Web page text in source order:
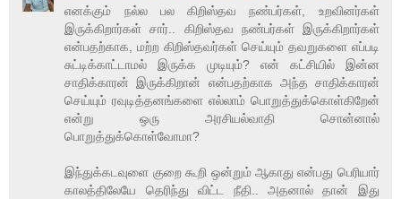
எனக்கும் நல்ல பல கிறிஸ்தவ நண்பர்கள், உறவினர்கள்
இருக்கிறார்கள் சார்.. கிறிஸ்தவ நண்பர்கள் இருக்கிறார்கள்
என்பதற்காக, மற்ற கிறிஸ்தவர்கள் செய்யும் தவறுகளை எப்படி
சுட்டிக்காட்டாமல் இருக்க முடியும்? என் கட்சியில் இன்ன
சாதிக்காரன் இருக்கிறான் என்பதற்காக அந்த சாதிக்காரன்
செய்யும் ரவுடித்தனங்களை எல்லாம் பொறுத்துக்கொள்கிறேன்
என்று ஒரு அரசியல்வாதி சொன்னால்
பொறுத்துக்கொள்வோமா?
இந்துக்கடவுளை குறை கூறி ஒன்றும் ஆகாது என்பது பெரியார்
காலத்திலேயே தெரிந்து விட்ட நீதி.. அதனால் தான் இது